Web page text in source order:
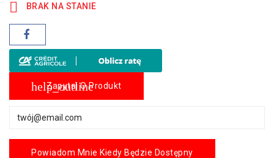
 BRAK NA STANIE
help_outline
Zapytaj O Produkt
Powiadom Mnie Kiedy Będzie Dostępny